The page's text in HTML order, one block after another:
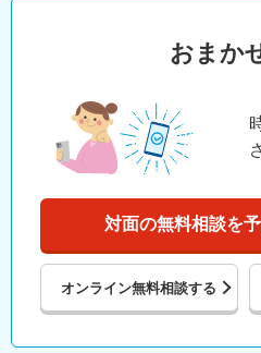
おまか
対面の無料相談を
オンライン無料相談する